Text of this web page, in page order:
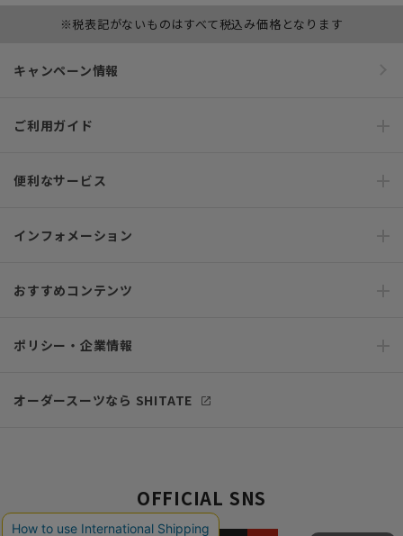
※税表記がないものはすべて税込み価格となります
キャンペーン情報
ご利用ガイド
便利なサービス
インフォメーション
おすすめコンテンツ
ポリシー・企業情報
オーダースーツなら SHITATE
OFFICIAL SNS